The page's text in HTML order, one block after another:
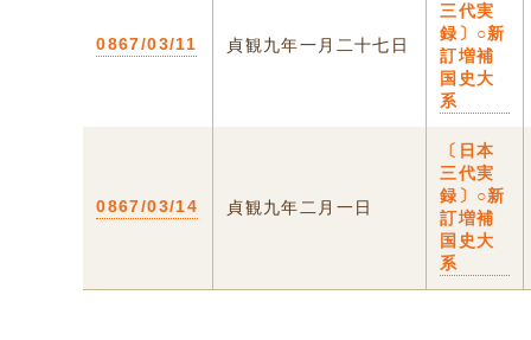
0867/03/11 貞観九年一月二十七日
三代実
録〕○新
訂増補
国史大
系
0867/03/14 貞観九年二月一日
〔日本
三代実
録〕○新
訂増補
国史大
系